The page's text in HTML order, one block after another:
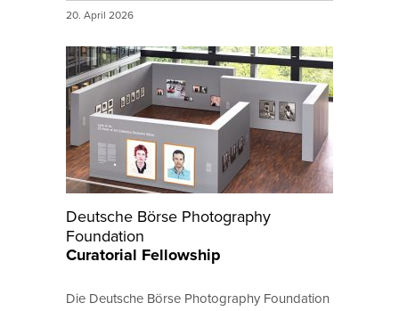
20. April 2026
Deutsche Börse Photography
Foundation
Curatorial Fellowship
Die Deutsche Börse Photography Foundation